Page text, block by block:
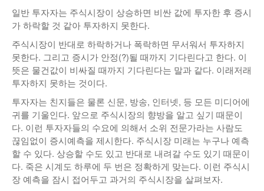
김원동칼럼
독자광장
인근여행지
놀이공원
낚시/비치
인터뷰/탐방
일반 투자자는 주식시장이 상승하면 비싼 값에 투자한 후 증시
가 하락할 것 같아 투자하지 못한다.
주식시장이 반대로 하락하거나 폭락하면 무서워서 투자하지
못한다. 그리고 증시가 안정(?)될 때까지 기다린다고 한다. 이
뜻은 물건값이 비싸질 때까지 기다린다는 말과 같다. 이래저래
투자하지 못하는 것이다.
투자자는 친지들은 물론 신문, 방송, 인터넷, 등 모든 미디어에
귀를 기울인다. 앞으로 주식시장의 향방을 알고 싶기 때문이
다. 이런 투자자들의 수요에 의해서 소위 전문가라는 사람도
끊임없이 증시예측을 제시한다. 주식시장 미래는 누구나 예측
할 수 있다. 상승할 수도 있고 반대로 내려갈 수도 있기 때문이
다. 죽은 시계도 하루에 두 번은 정확하게 맞는다. 이런 주식시
장 예측을 잠시 접어두고 과거의 주식시장을 살펴보자.